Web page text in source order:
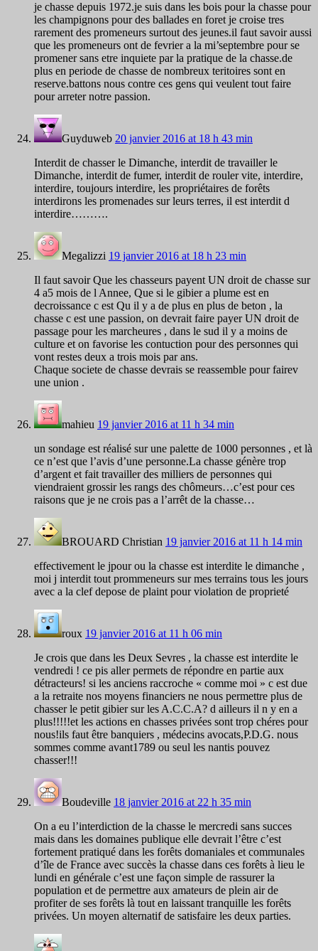
je chasse depuis 1972.je suis dans les bois pour la chasse pour
les champignons pour des ballades en foret je croise tres
rarement des promeneurs surtout des jeunes.il faut savoir aussi
que les promeneurs ont de fevrier a la mi’septembre pour se
promener sans etre inquiete par la pratique de la chasse.de
plus en periode de chasse de nombreux teritoires sont en
reserve.battons nous contre ces gens qui veulent tout faire
pour arreter notre passion.
Guyduweb 20 janvier 2016 at 18 h 43 min
Interdit de chasser le Dimanche, interdit de travailler le
Dimanche, interdit de fumer, interdit de rouler vite, interdire,
interdire, toujours interdire, les propriétaires de forêts
interdirons les promenades sur leurs terres, il est interdit d
interdire……….
Megalizzi 19 janvier 2016 at 18 h 23 min
Il faut savoir Que les chasseurs payent UN droit de chasse sur
4 a5 mois de l Annee, Que si le gibier a plume est en
decroissance c est Qu il y a de plus en plus de beton , la
chasse c est une passion, on devrait faire payer UN droit de
passage pour les marcheures , dans le sud il y a moins de
culture et on favorise les contuction pour des personnes qui
vont restes deux a trois mois par ans.
Chaque societe de chasse devrais se reassemble pour fairev
une union .
mahieu 19 janvier 2016 at 11 h 34 min
un sondage est réalisé sur une palette de 1000 personnes , et là
ce n’est que l’avis d’une personne.La chasse génère trop
d’argent et fait travailler des milliers de personnes qui
viendraient grossir les rangs des chômeurs…c’est pour ces
raisons que je ne crois pas a l’arrêt de la chasse…
BROUARD Christian 19 janvier 2016 at 11 h 14 min
effectivement le jpour ou la chasse est interdite le dimanche ,
moi j interdit tout prommeneurs sur mes terrains tous les jours
avec a la clef depose de plaint pour violation de proprieté
roux 19 janvier 2016 at 11 h 06 min
Je crois que dans les Deux Sevres , la chasse est interdite le
vendredi ! ce pis aller permets de répondre en partie aux
détracteurs! si les anciens raccroche « comme moi » c est due
a la retraite nos moyens financiers ne nous permettre plus de
chasser le petit gibier sur les A.C.C.A? d ailleurs il n y en a
plus!!!!!et les actions en chasses privées sont trop chéres pour
nous!ils faut être banquiers , médecins avocats,P.D.G. nous
sommes comme avant1789 ou seul les nantis pouvez
chasser!!!
Boudeville 18 janvier 2016 at 22 h 35 min
On a eu l’interdiction de la chasse le mercredi sans succes
mais dans les domaines publique elle devrait l’être c’est
fortement pratiqué dans les forêts domaniales et communales
d’île de France avec succès la chasse dans ces forêts à lieu le
lundi en générale c’est une façon simple de rassurer la
population et de permettre aux amateurs de plein air de
profiter de ses forêts là tout en laissant tranquille les forêts
privées. Un moyen alternatif de satisfaire les deux parties.